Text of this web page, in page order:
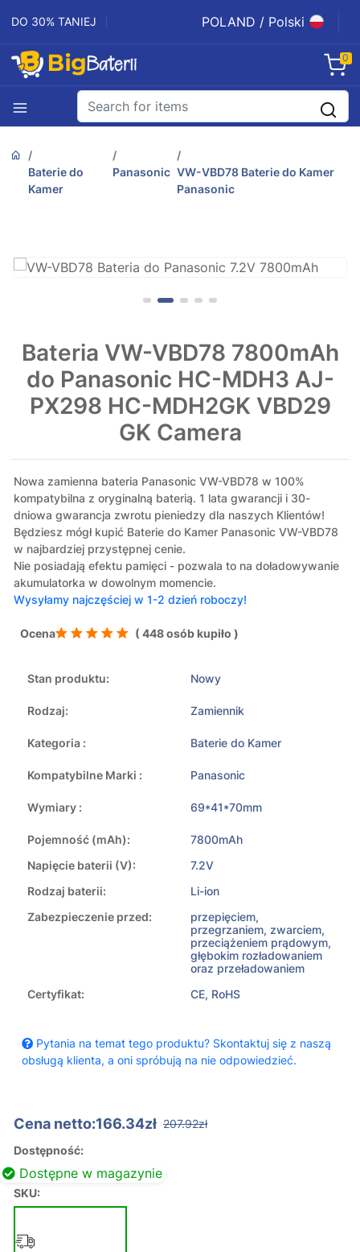
DO 30% TANIEJ POLAND / Polski
0
Baterie do
Kamer
Panasonic VW-VBD78 Baterie do Kamer
Panasonic
Bateria VW-VBD78 7800mAh
do Panasonic HC-MDH3 AJ-
PX298 HC-MDH2GK VBD29
GK Camera
Nowa zamienna bateria Panasonic VW-VBD78 w 100%
kompatybilna z oryginalną baterią. 1 lata gwarancji i 30-
dniowa gwarancja zwrotu pieniedzy dla naszych Klientów!
Będziesz mógł kupić Baterie do Kamer Panasonic VW-VBD78
w najbardziej przystępnej cenie.
Nie posiadają efektu pamięci - pozwala to na doładowywanie
akumulatorka w dowolnym momencie.
Wysyłamy najczęściej w 1-2 dzień roboczy!
Ocena ( 448 osób kupiło )
Stan produktu: Nowy
Rodzaj: Zamiennik
Kategoria : Baterie do Kamer
Kompatybilne Marki : Panasonic
Wymiary : 69*41*70mm
Pojemność (mAh):
7800mAh
Napięcie baterii (V):
7.2V
Rodzaj baterii:
Li-ion
Zabezpieczenie przed:
przepięciem,
przegrzaniem, zwarciem,
przeciążeniem prądowym,
głębokim rozładowaniem
oraz przeładowaniem
Certyfikat:
CE, RoHS
Pytania na temat tego produktu? Skontaktuj się z naszą
obsługą klienta, a oni spróbują na nie odpowiedzieć.
Cena netto:166.34zł 207.92zł
Dostępność:
Dostępne w magazynie
SKU: